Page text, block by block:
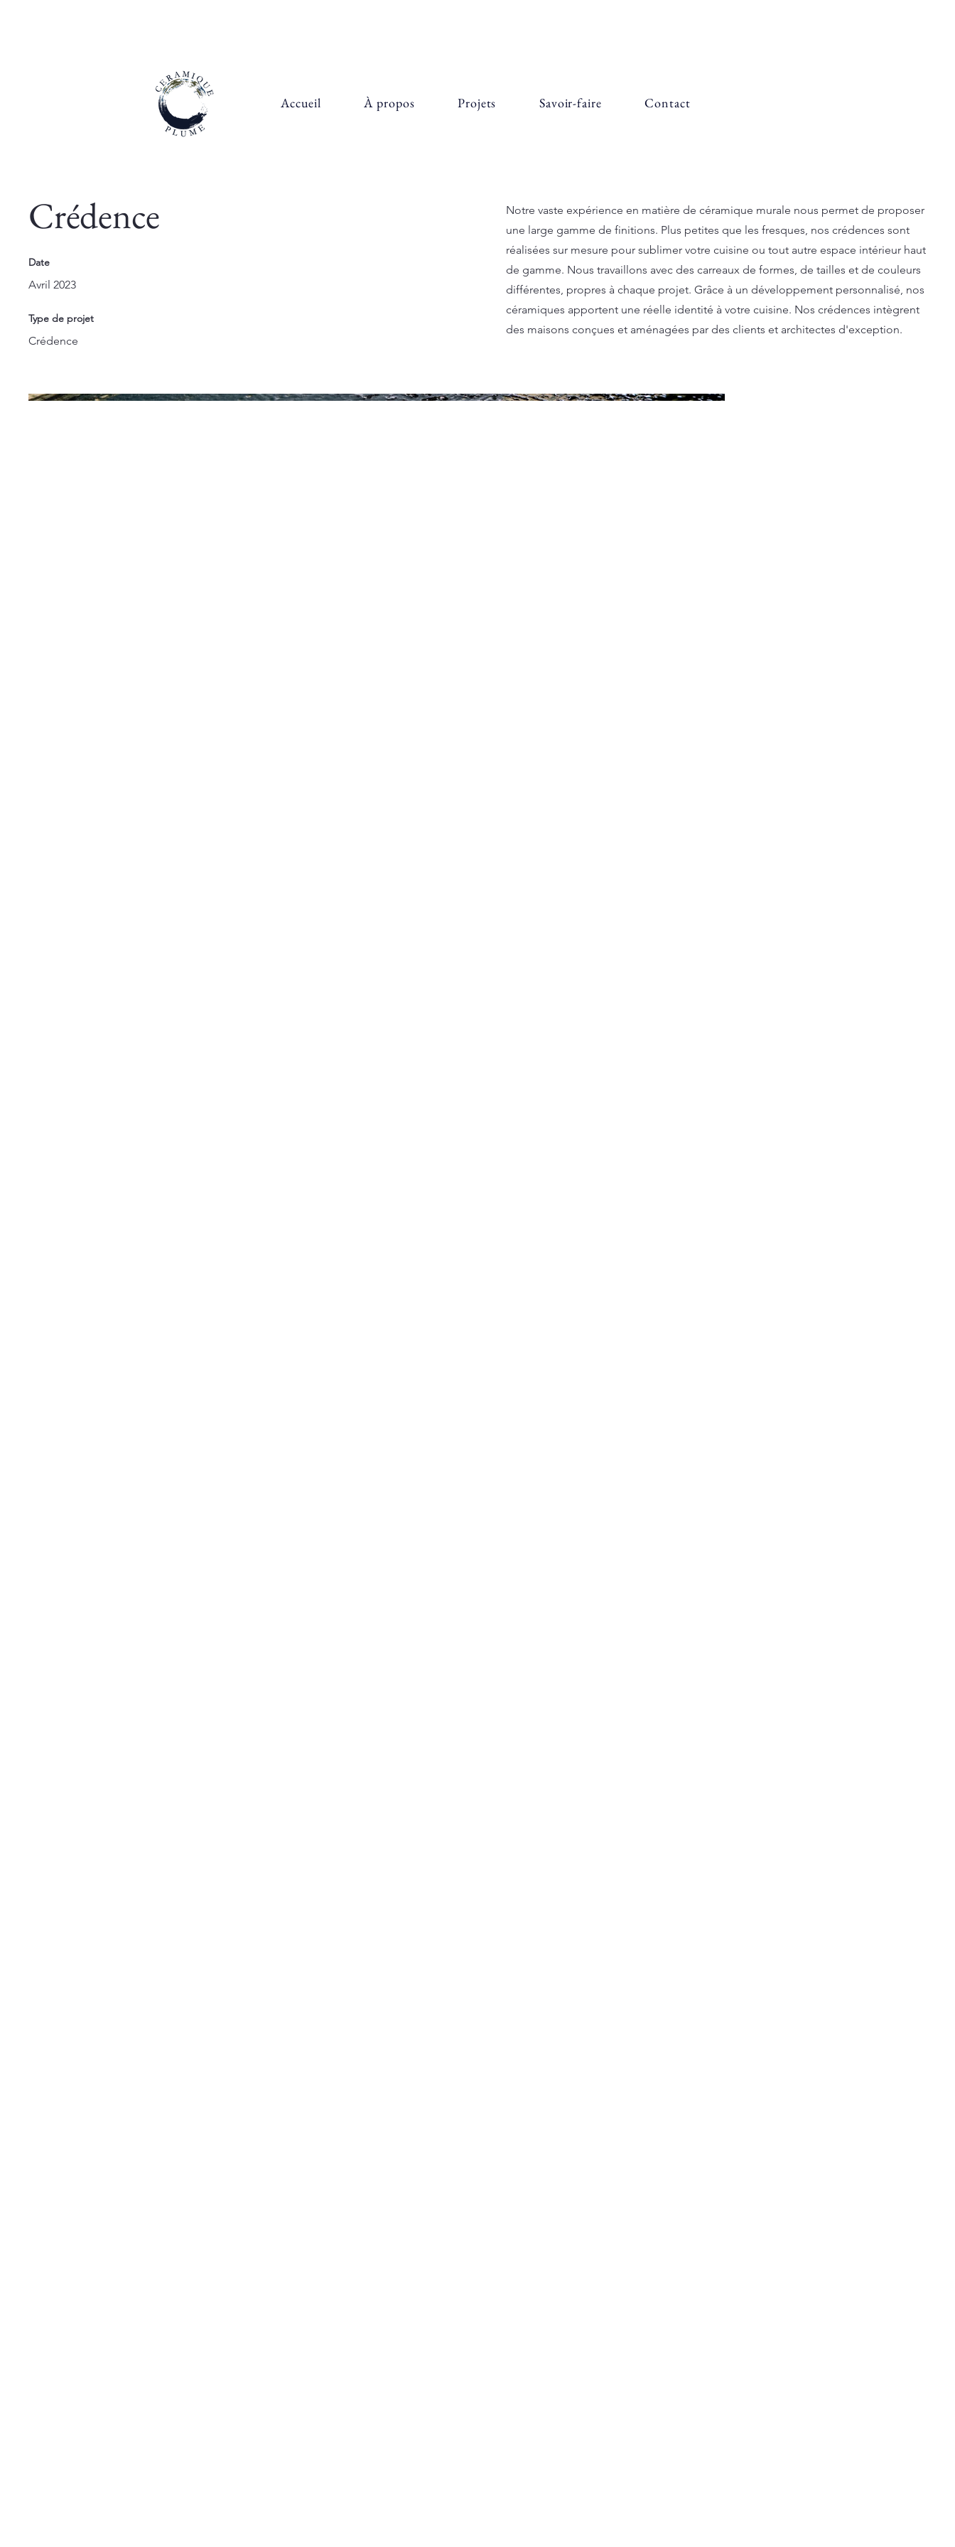
Accueil À propos Projets Savoir-faire Contact
Crédence
Date
Avril 2023
Type de projet
Crédence
Notre vaste expérience en matière de céramique murale nous permet de proposer
une large gamme de finitions. Plus petites que les fresques, nos crédences sont
réalisées sur mesure pour sublimer votre cuisine ou tout autre espace intérieur haut
de gamme. Nous travaillons avec des carreaux de formes, de tailles et de couleurs
différentes, propres à chaque projet. Grâce à un développement personnalisé, nos
céramiques apportent une réelle identité à votre cuisine. Nos crédences intègrent
des maisons conçues et aménagées par des clients et architectes d'exception.